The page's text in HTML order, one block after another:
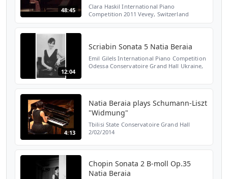
48:45
Clara Haskil International Piano
Competition 2011 Vevey, Switzerland
12:04
Scriabin Sonata 5 Natia Beraia
Emil Gilels International Piano Competition
Odessa Conservatoire Grand Hall Ukraine,
4:13
Natia Beraia plays Schumann-Liszt
"Widmung"
Tbilisi State Conservatoire Grand Hall
2/02/2014
Chopin Sonata 2 B-moll Op.35
Natia Beraia